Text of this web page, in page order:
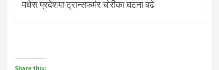
मधेस प्रदेशमा ट्रान्सफर्मर चोरीका घटना बढे